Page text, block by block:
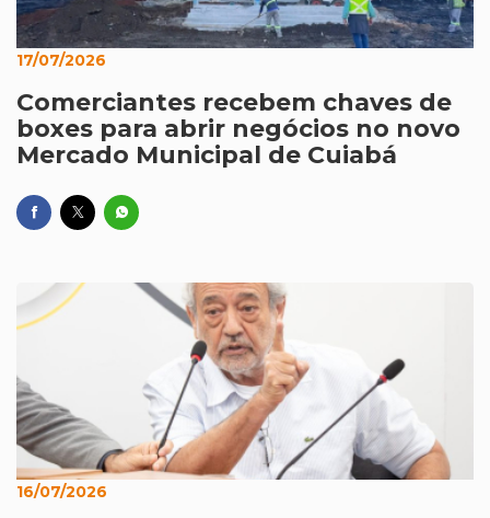
17/07/2026
Comerciantes recebem chaves de
boxes para abrir negócios no novo
Mercado Municipal de Cuiabá
16/07/2026